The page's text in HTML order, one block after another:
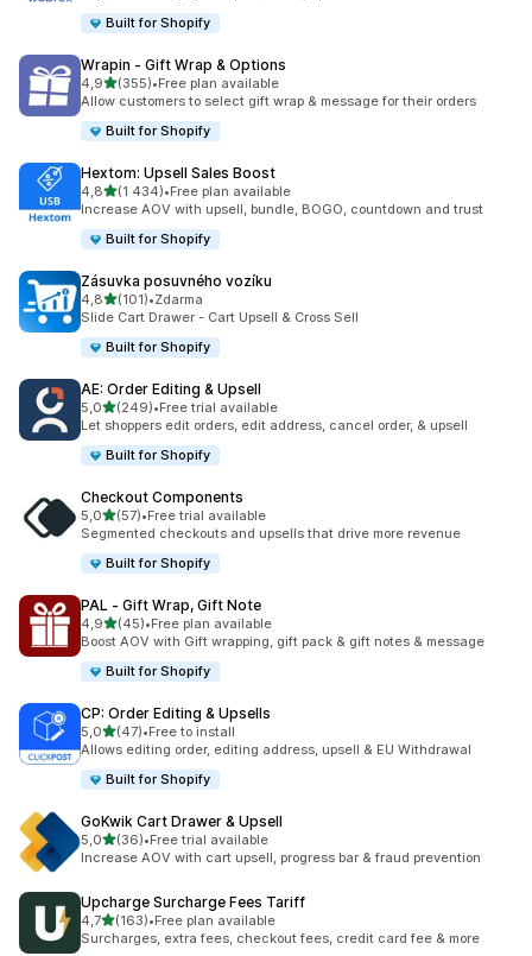
Built for Shopify
Wrapin ‑ Gift Wrap & Options
4,9z 5 hvězd
(355)
Celkový počet recenzí: 355
•Free plan available
Allow customers to select gift wrap & message for their orders
Built for Shopify
Hextom: Upsell Sales Boost
4,8z 5 hvězd
(1 434)
Celkový počet recenzí: 1434
•Free plan available
Increase AOV with upsell, bundle, BOGO, countdown and trust
Built for Shopify
Zásuvka posuvného vozíku
4,8z 5 hvězd
(101)
Celkový počet recenzí: 101
•Zdarma
Slide Cart Drawer - Cart Upsell & Cross Sell
Built for Shopify
AE: Order Editing & Upsell
5,0z 5 hvězd
(249)
Celkový počet recenzí: 249
•Free trial available
Let shoppers edit orders, edit address, cancel order, & upsell
Built for Shopify
Checkout Components
5,0z 5 hvězd
(57)
Celkový počet recenzí: 57
•Free trial available
Segmented checkouts and upsells that drive more revenue
Built for Shopify
PAL ‑ Gift Wrap, Gift Note
4,9z 5 hvězd
(45)
Celkový počet recenzí: 45
•Free plan available
Boost AOV with Gift wrapping, gift pack & gift notes & message
Built for Shopify
CP: Order Editing & Upsells
5,0z 5 hvězd
(47)
Celkový počet recenzí: 47
•Free to install
Allows editing order, editing address, upsell & EU Withdrawal
Built for Shopify
GoKwik Cart Drawer & Upsell
5,0z 5 hvězd
(36)
Celkový počet recenzí: 36
•Free trial available
Increase AOV with cart upsell, progress bar & fraud prevention
Upcharge Surcharge Fees Tariff
4,7z 5 hvězd
(163)
Celkový počet recenzí: 163
•Free plan available
Surcharges, extra fees, checkout fees, credit card fee & more